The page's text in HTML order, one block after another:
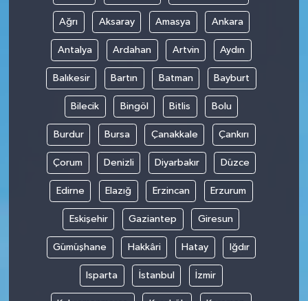
Ağrı Aksaray Amasya Ankara
Antalya Ardahan Artvin Aydın
Balıkesir Bartın Batman Bayburt
Bilecik Bingöl Bitlis Bolu
Burdur Bursa Çanakkale Çankırı
Çorum Denizli Diyarbakır Düzce
Edirne Elazığ Erzincan Erzurum
Eskişehir Gaziantep Giresun
Gümüşhane Hakkâri Hatay Iğdır
Isparta İstanbul İzmir